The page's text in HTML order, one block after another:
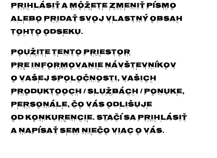
prihlásiť a môžete zmeniť písmo
alebo pridať svoj ​​vlastný obsah
tohto odseku.
Použite tento priestor
pre informovanie návštevníkov
o vašej spoločnosti, vašich
produktooch / službách / ponuke,
personále, čo vás odlišuje
od konkurencie. Stačí sa prihlásiť
a napísať sem niečo viac o vás.